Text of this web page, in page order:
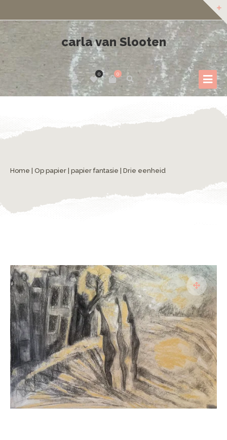
carla van Slooten
0
0
Home Op papier papier fantasie | Drie eenheid